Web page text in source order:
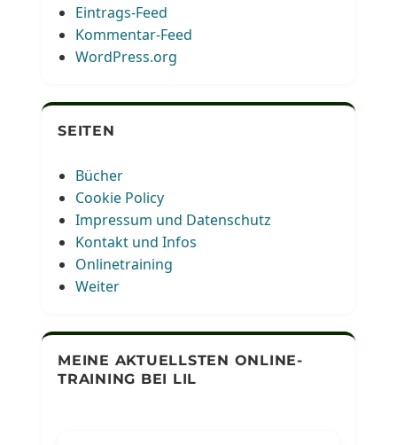
Eintrags-Feed
Kommentar-Feed
WordPress.org
SEITEN
Bücher
Cookie Policy
Impressum und Datenschutz
Kontakt und Infos
Onlinetraining
Weiter
MEINE AKTUELLSTEN ONLINE-
TRAINING BEI LIL